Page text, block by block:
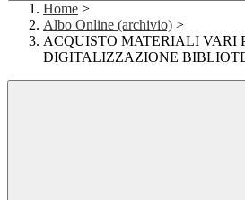
Home >
Albo Online (archivio) >
ACQUISTO MATERIALI VARI
DIGITALIZZAZIONE